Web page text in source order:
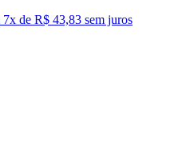
7x de R$ 43,83 sem juros